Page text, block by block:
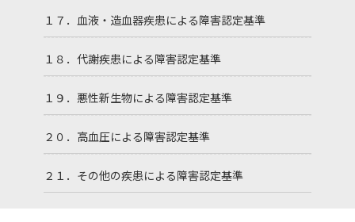
１７．血液・造血器疾患による障害認定基準
１８．代謝疾患による障害認定基準
１９．悪性新生物による障害認定基準
２０．高血圧による障害認定基準
２１．その他の疾患による障害認定基準